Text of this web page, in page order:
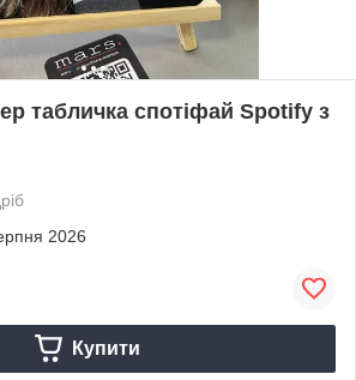
табличка спотіфай Spotify з
2026
Купити